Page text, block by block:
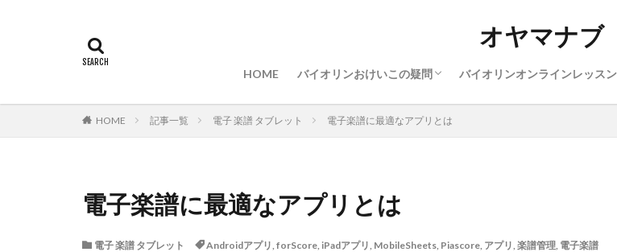
オヤマナブ
HOME バイオリンおけいこの疑問
バイオリン上達のヒント
バイオリン楽器や服装
バイオリン親御さんの悩み
バイオリン勉強したい曲
バイオリン上達に役に立つ事
音楽留学
バイオリンオンラインレッスン
HOME 記事一覧 電子 楽譜 タブレット 電子楽譜に最適なアプリとは
電子楽譜に最適なアプリとは
電子 楽譜 タブレット Androidアプリ, forScore, iPadアプリ, MobileSheets, Piascore, アプリ, 楽譜管理, 電子楽譜